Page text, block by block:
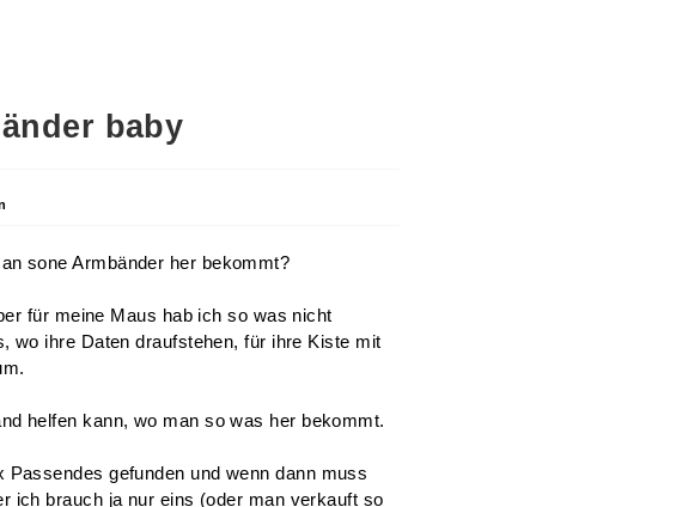
baby
sone Armbänder her bekommt?
für meine Maus hab ich so was nicht
wo ihre Daten draufstehen, für ihre Kiste mit
helfen kann, wo man so was her bekommt.
gefunden und wenn dann muss
ich brauch ja nur eins (oder man verkauft so